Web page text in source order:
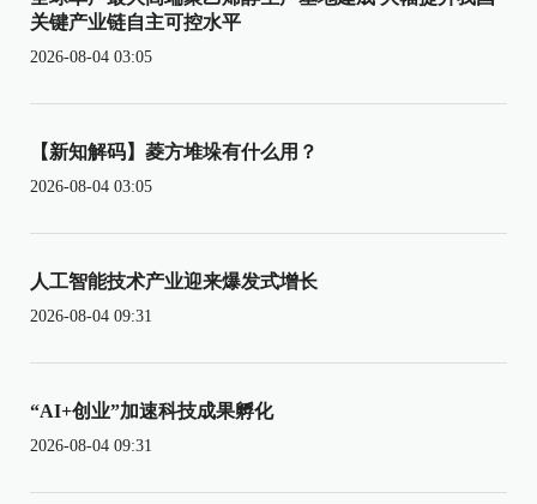
关键产业链自主可控水平
2026-08-04 03:05
【新知解码】菱方堆垛有什么用？
2026-08-04 03:05
人工智能技术产业迎来爆发式增长
2026-08-04 09:31
“AI+创业”加速科技成果孵化
2026-08-04 09:31